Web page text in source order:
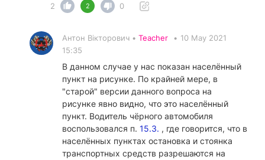
2
2 0
Антон Вікторович • Teacher • 10 May 2021
15:35
В данном случае у нас показан населённый
пункт на рисунке. По крайней мере, в
"старой" версии данного вопроса на
рисунке явно видно, что это населённый
пункт. Водитель чёрного автомобиля
воспользовался п. 15.3. , где говорится, что в
населённых пунктах остановка и стоянка
транспортных средств разрешаются на